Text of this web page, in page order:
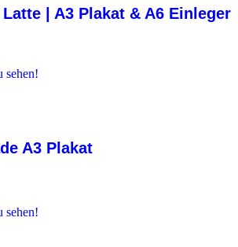
| A3 Plakat & A6 Einleger
sehen!
A3 Plakat
sehen!